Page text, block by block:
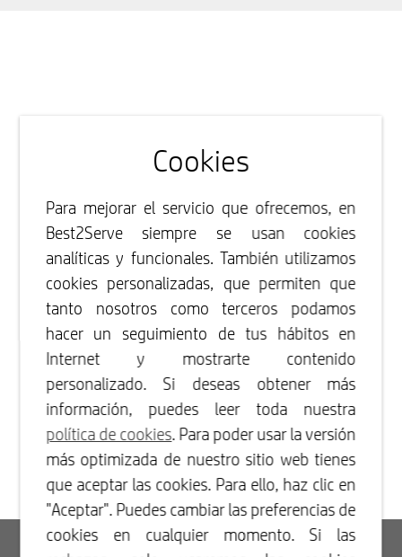
Cookies
Para mejorar el servicio que ofrecemos, en
Best2Serve siempre se usan cookies
analíticas y funcionales. También utilizamos
cookies personalizadas, que permiten que
tanto nosotros como terceros podamos
hacer un seguimiento de tus hábitos en
Internet y mostrarte contenido
personalizado. Si deseas obtener más
información, puedes leer toda nuestra
política de cookies. Para poder usar la versión
más optimizada de nuestro sitio web tienes
que aceptar las cookies. Para ello, haz clic en
"Aceptar". Puedes cambiar las preferencias de
cookies en cualquier momento. Si las